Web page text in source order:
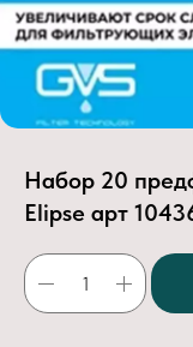
Набор 20
Elipse арт